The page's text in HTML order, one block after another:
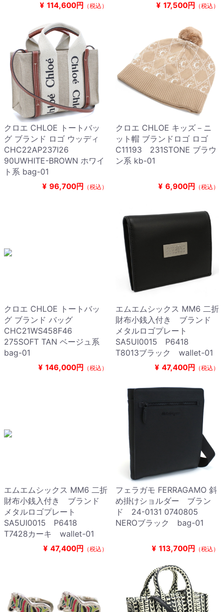
¥ 114,600円 （税込） ¥ 17,500円 （税込）
クロエ CHLOE トートバッ
グ ブランド ロゴ ウッディ
CHC22AP237I26
90UWHITE-BROWN ホワイ
ト系 bag-01
¥ 96,700円 （税込）
クロエ CHLOE キッズ－ニ
ット帽 ブランドロゴ ロゴ
C11193 231STONE ブラウ
ン系 kb-01
¥ 6,900円 （税込）
クロエ CHLOE トートバッ
グ ブランド バッグ
CHC21WS458F46
275SOFT TAN ベージュ系
bag-01
¥ 146,000円 （税込）
エムエムシックス MM6 二折
財布小銭入付き ブランド
メタルロゴプレート
SA5UI0015 P6418
T8013ブラック wallet-01
¥ 47,400円 （税込）
エムエムシックス MM6 二折
財布小銭入付き ブランド
メタルロゴプレート
SA5UI0015 P6418
T7428カーキ wallet-01
¥ 47,400円 （税込）
フェラガモ FERRAGAMO 斜
め掛けショルダー ブラン
ド 24-0131 0740805
NEROブラック bag-01
¥ 113,700円 （税込）